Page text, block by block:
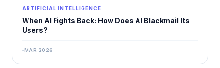
ARTIFICIAL INTELLIGENCE
When AI Fights Back: How Does AI Blackmail Its
Users?
MAR 2026